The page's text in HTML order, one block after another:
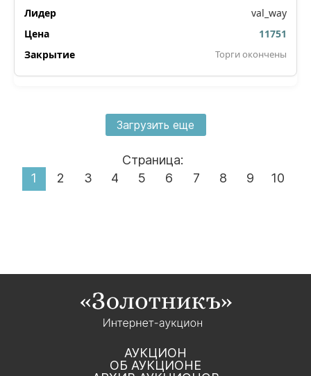
val_way
11751
Торги окончены
Загрузить еще
Страница:
1
2 3 4 5 6 7 8 9 10
АУКЦИОН
ОБ АУКЦИОНЕ